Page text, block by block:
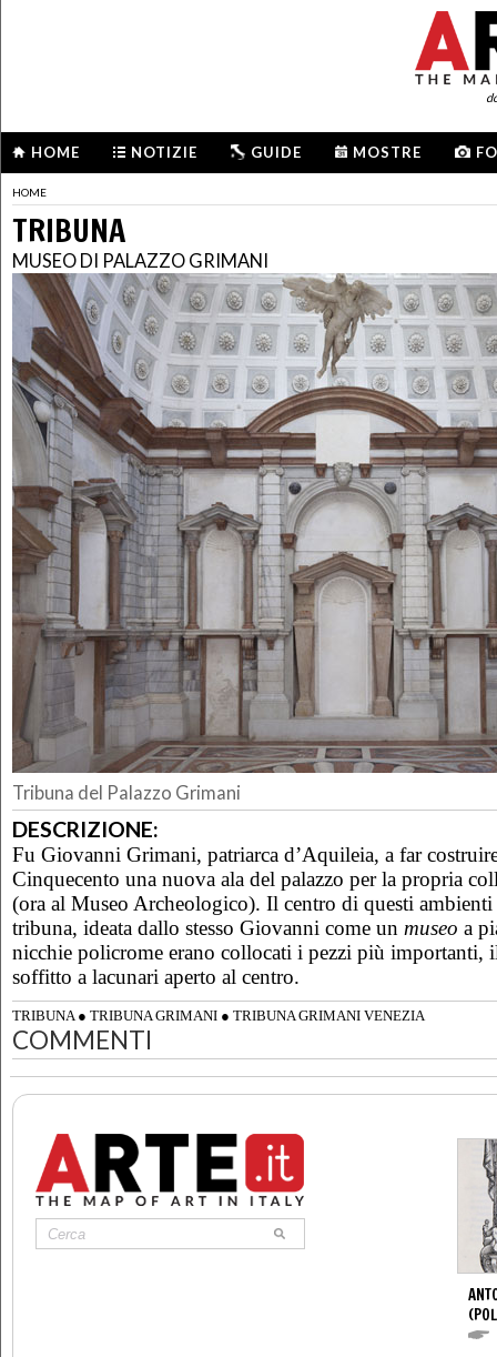
HOME NOTIZIE GUIDE MOSTRE
HOME
TRIBUNA
MUSEO DI PALAZZO GRIMANI
Tribuna del Palazzo Grimani
DESCRIZIONE:
Fu Giovanni Grimani, patriarca d’Aquileia, a far
Cinquecento una nuova ala del palazzo per la propria
(ora al Museo Archeologico). Il centro di questi ambienti
tribuna, ideata dallo stesso Giovanni come un museo a
nicchie policrome erano collocati i pezzi più importanti,
soffitto a lacunari aperto al centro.
TRIBUNA● TRIBUNA GRIMANI ● TRIBUNA GRIMANI VENEZIA
COMMENTI